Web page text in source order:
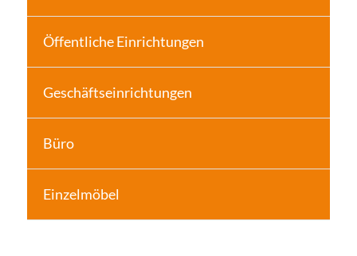
Öffentliche Einrichtungen
Geschäftseinrichtungen
Büro
Einzelmöbel